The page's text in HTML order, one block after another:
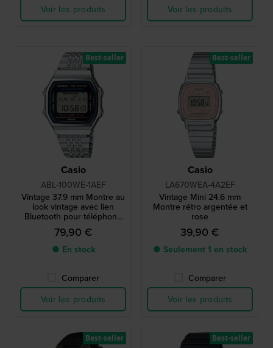
Voir les produits
Voir les produits
Casio
ABL-100WE-1AEF
Vintage 37.9 mm Montre au
look vintage avec lien
Bluetooth pour téléphone
intelligent
79,90 €
● En stock
Comparer
Voir les produits
Best-seller
Casio
LA670WEA-4A2EF
Vintage Mini 24.6 mm
Montre rétro argentée et
rose
39,90 €
● Seulement 1 en stock
Comparer
Voir les produits
Best-seller
Best-seller Best-seller